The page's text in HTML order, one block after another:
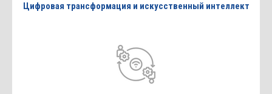
Цифровая трансформация и искусственный интеллект